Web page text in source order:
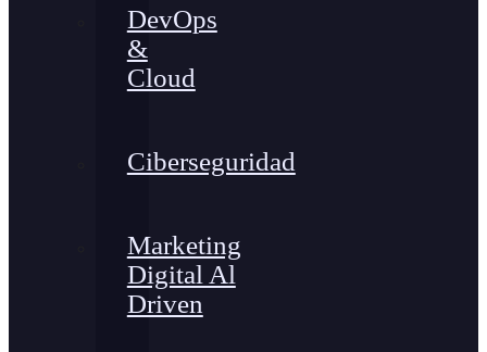
DevOps
&
Cloud
Ciberseguridad
Marketing
Digital Al
Driven